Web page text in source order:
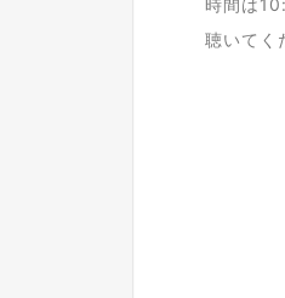
時間は
聴いてく